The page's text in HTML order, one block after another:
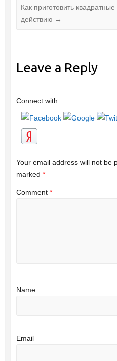
Как приготовить
действию →
Leave a Reply
Connect with:
Your email address will not be
marked *
Comment *
Name
Email